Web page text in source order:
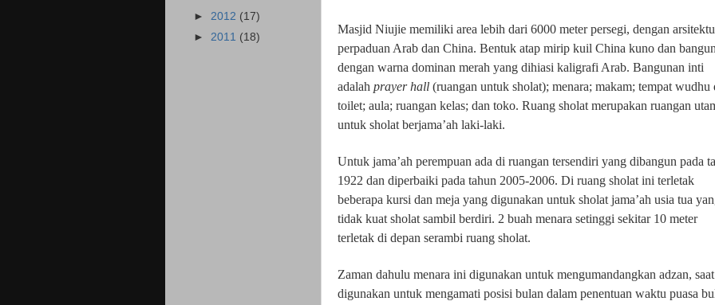
Masjid Niujie memiliki area lebih dari 6000 meter persegi, dengan
perpaduan Arab dan China. Bentuk atap mirip kuil China kuno dan
dengan warna dominan merah yang dihiasi kaligrafi Arab. Bangunan inti
adalah prayer hall (ruangan untuk sholat); menara; makam; tempat wudhu
toilet; aula; ruangan kelas; dan toko. Ruang sholat merupakan ruangan
untuk sholat berjama’ah laki-laki.
Untuk jama’ah perempuan ada di ruangan tersendiri yang dibangun pada
1922 dan diperbaiki pada tahun 2005-2006. Di ruang sholat ini terletak
beberapa kursi dan meja yang digunakan untuk sholat jama’ah usia tua
tidak kuat sholat sambil berdiri. 2 buah menara setinggi sekitar 10 meter
terletak di depan serambi ruang sholat.
Zaman dahulu menara ini digunakan untuk mengumandangkan adzan,
digunakan untuk mengamati posisi bulan dalam penentuan waktu puasa
► 2012 (17)
► 2011 (18)